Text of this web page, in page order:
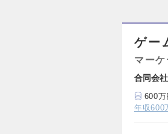
ゲー
マー
合同会
600万
年収600